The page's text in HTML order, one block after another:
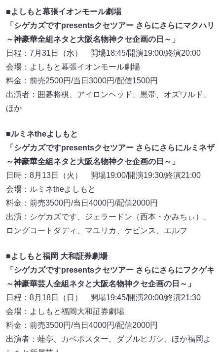
■よしもと幕張イオンモール劇場
「シゲカズですpresentsクセツアー さらにさらにマクハリ
～神豪華全組ネタと大阪名物神クセ企画の日～」
日程：7月31日（水） 開場18:45/開演19:00/終演20:00
会場：よしもと幕張イオンモール劇場
料金：前売2500円/当日3000円/配信1500円
出演者：囲碁将棋、アイロンヘッド、黒帯、オズワルド、
ほか
■ルミネtheよしもと
「シゲカズですpresentsクセツアー さらにさらにルミネザ
～神豪華全組ネタと大阪名物神クセ企画の日～」
日時：8月13日（火） 開場19:00/開演19:30/終演21:00
会場：ルミネtheよしもと
料金：前売3500円/当日4000円/配信2000円
出演：シゲカズです、ジェラードン（西本・かみちぃ）、
ロングコートダディ、マユリカ、ケビンス、エルフ
■よしもと福岡 大和証券劇場
「シゲカズですpresentsクセツアー さらにさらにフクゲキ
～神豪華芸人全組ネタと大阪名物神クセ企画の日～」
日程：8月18日（日） 開場19:45/開演20:00/終演21:30
会場：よしもと福岡大和証券劇場
料金：前売3500円/当日4000円/配信2000円
出演者：蛙亭、カベポスター、ダブルヒガシ、ほか福岡よ